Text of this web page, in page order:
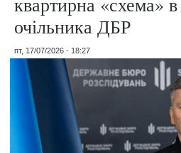
очільника ДБР
пт, 17/07/2026 - 18:27